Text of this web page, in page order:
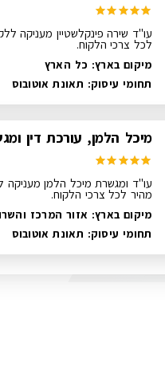
עו"ד שירה פינקלשטיין מעניקה
לכל צרכי הלקוח.
מיקום בארץ: כל הארץ
תחומי עיסוק: תאונת אוטובוס
מיכל הלמן, עורכת דין
עו"ד ומגשרת מיכל הלמן מעניקה
מהיר לכל צרכי הלקוח.
מיקום בארץ: אזור המרכז
תחומי עיסוק: תאונת אוטובוס